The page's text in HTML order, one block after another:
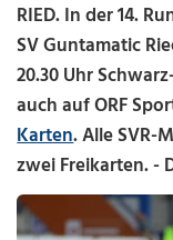
RIED. In der 14.
SV Guntamatic
20.30 Uhr
auch auf ORF
Karten. Alle SVR-
zwei Freikarten. -